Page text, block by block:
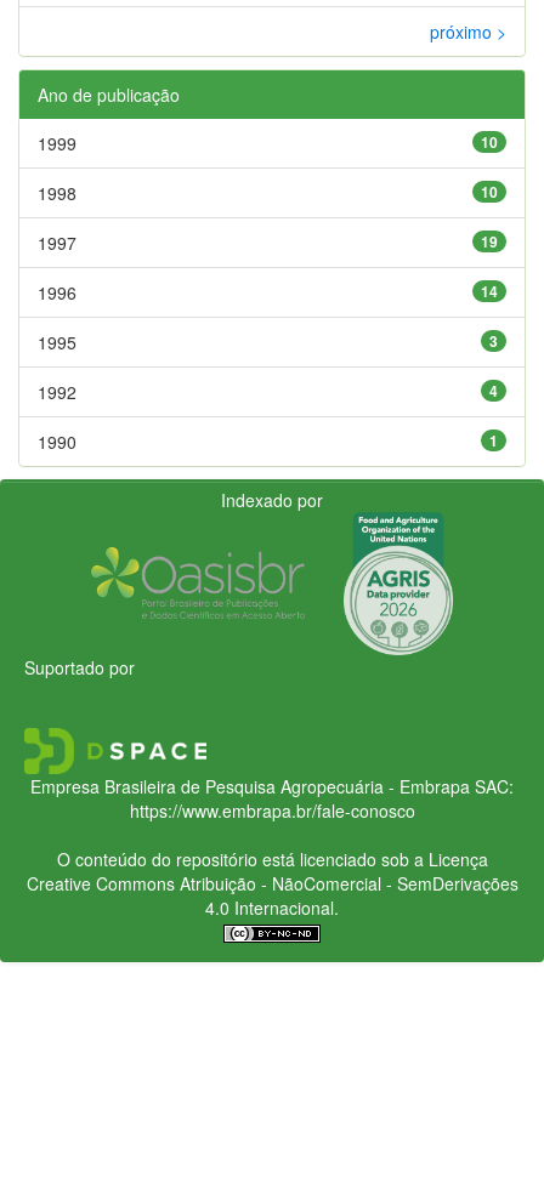
próximo >
Ano de publicação
10
1999
10
1998
19
1997
14
1996
3
1995
4
1992
1
1990
Indexado por
Suportado por
Empresa Brasileira de Pesquisa Agropecuária - Embrapa SAC:
https://www.embrapa.br/fale-conosco
O conteúdo do repositório está licenciado sob a Licença
Creative CommonsAtribuição - NãoComercial - SemDerivações
4.0 Internacional.